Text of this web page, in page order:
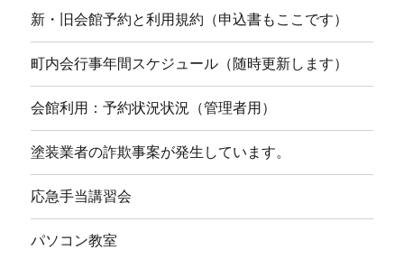
新・旧会館予約と利用規約（申込書もここです）
町内会行事年間スケジュール（随時更新します）
会館利用：予約状況状況（管理者用）
塗装業者の詐欺事案が発生しています。
応急手当講習会
パソコン教室